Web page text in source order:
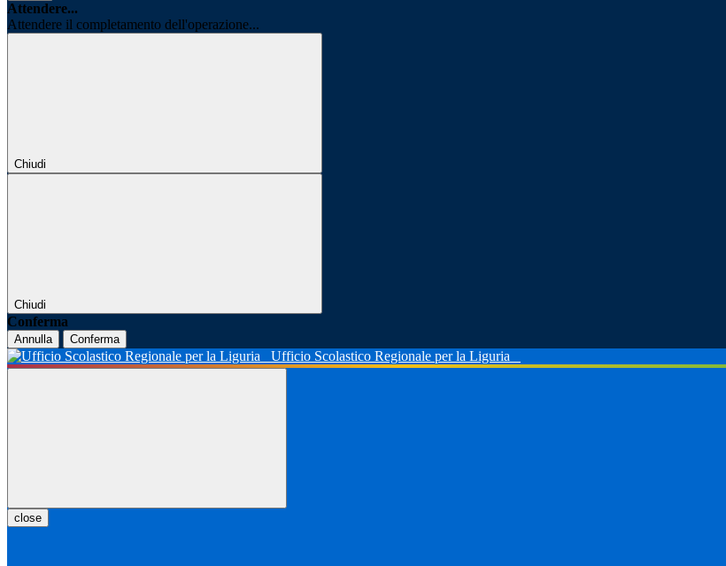
Attendere...
Attendere il completamento dell'operazione...
Chiudi
Chiudi
Conferma
Annulla Conferma
Ufficio Scolastico Regionale per la Liguria
close